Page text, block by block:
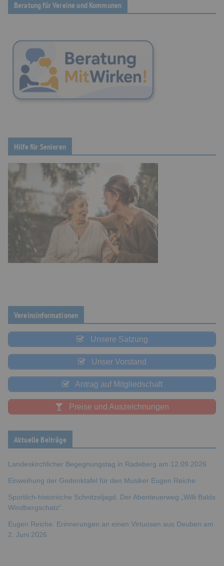
Hilfe für Senioren
Vereinsinformationen
Unsere Satzung
Unser Vorstand
Antrag auf Mitgliedschaft
Preise und Auszeichnungen
Aktuelle Beiträge
Windbergschatz“.
2. Juni 2026